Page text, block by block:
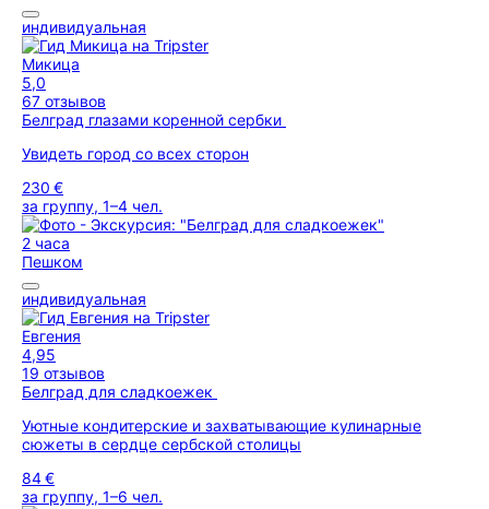
индивидуальная
Микица
5,0
67 отзывов
Белград глазами коренной сербки
Увидеть город со всех сторон
230 €
за группу, 1–4 чел.
2 часа
Пешком
индивидуальная
Евгения
4,95
19 отзывов
Белград для сладкоежек
Уютные кондитерские и захватывающие кулинарные
сюжеты в сердце сербской столицы
84 €
за группу, 1–6 чел.